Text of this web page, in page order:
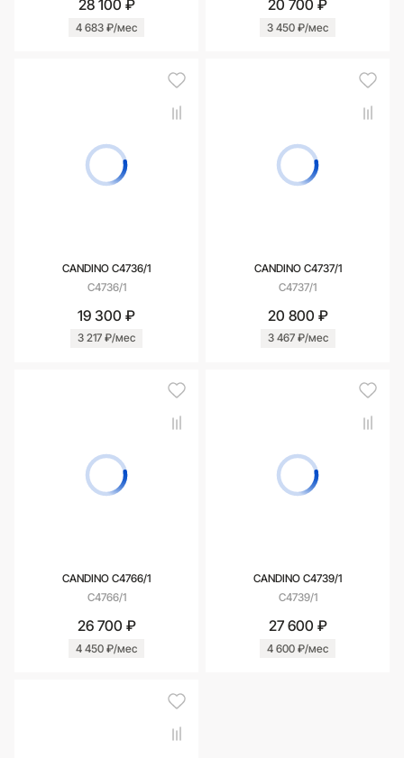
28 100 ₽
4 683 ₽/мес
20 700 ₽
3 450 ₽/мес
CANDINO C4736/1
C4736/1
19 300 ₽
3 217 ₽/мес
CANDINO C4737/1
C4737/1
20 800 ₽
3 467 ₽/мес
CANDINO C4766/1
C4766/1
26 700 ₽
4 450 ₽/мес
CANDINO C4739/1
C4739/1
27 600 ₽
4 600 ₽/мес